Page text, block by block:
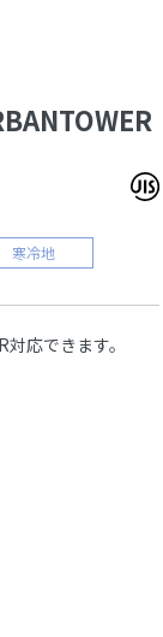
寒冷地
応できます。